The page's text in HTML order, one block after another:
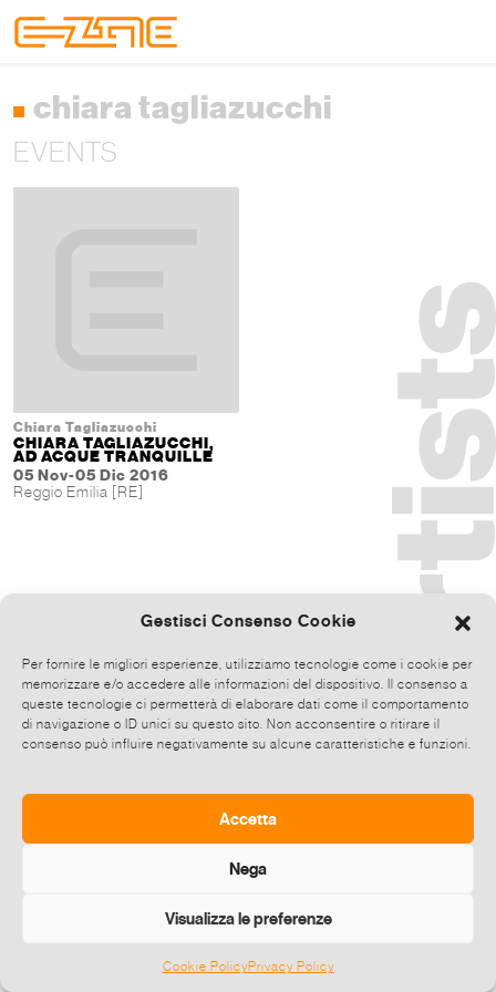
Gestisci Consenso Cookie
Per fornire le migliori esperienze, utilizziamo tecnologie come i cookie per
memorizzare e/o accedere alle informazioni del dispositivo. Il consenso a
queste tecnologie ci permetterà di elaborare dati come il comportamento
di navigazione o ID unici su questo sito. Non acconsentire o ritirare il
consenso può influire negativamente su alcune caratteristiche e funzioni.
Accetta
Nega
Visualizza le preferenze
Cookie PolicyPrivacy Policy
chiara tagliazucchi
EVENTS
Chiara Tagliazucchi
CHIARA TAGLIAZUCCHI,
AD ACQUE TRANQUILLE
05 Nov-05 Dic 2016
Reggio Emilia [RE]
©2026 E-zine